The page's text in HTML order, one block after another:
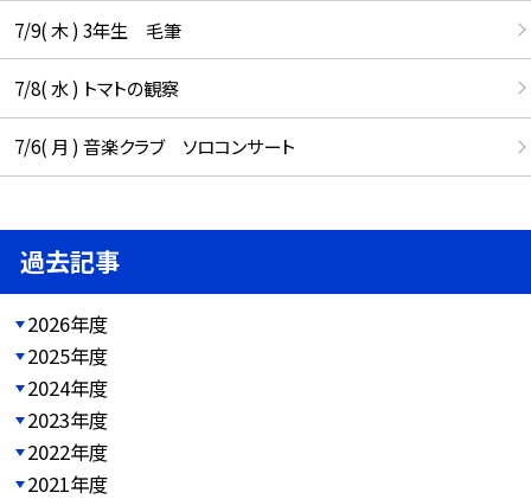
7/9( 木 ) 3年生 毛筆
7/8( 水 ) トマトの観察
7/6( 月 ) 音楽クラブ ソロコンサート
過去記事
2026年度
2025年度
2024年度
2023年度
2022年度
2021年度